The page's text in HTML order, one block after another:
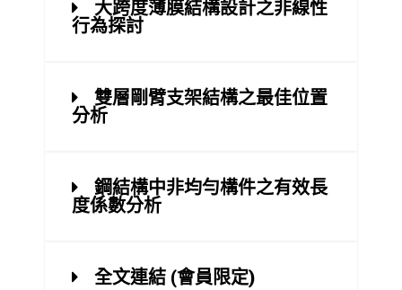
大跨度薄膜結構設計之非線性
行為探討
雙層剛臂支架結構之最佳位置
分析
鋼結構中非均勻構件之有效長
度係數分析
全文連結 (會員限定)